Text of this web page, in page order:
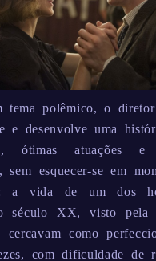
tema polêmico, o
e desenvolve uma
ótimas atuações
sem esquecer-se em
a vida de um dos
século XX, visto pela
cercavam como
com dificuldade de